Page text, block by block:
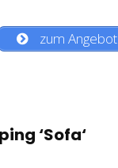
zum Angebot
‘Sofa‘